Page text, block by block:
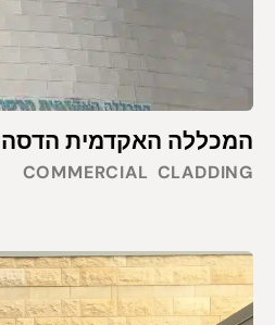
המכללה האקדמית הדסה,
CLADDING
COMMERCIAL